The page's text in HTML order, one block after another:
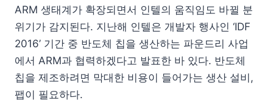
ARM 생태계가 확장되면서 인텔의 움직임도 바뀔 분
위기가 감지된다. 지난해 인텔은 개발자 행사인 ‘IDF
2016’ 기간 중 반도체 칩을 생산하는 파운드리 사업
에서 ARM과 협력하겠다고 발표한 바 있다. 반도체
칩을 제조하려면 막대한 비용이 들어가는 생산 설비,
팹이 필요하다.